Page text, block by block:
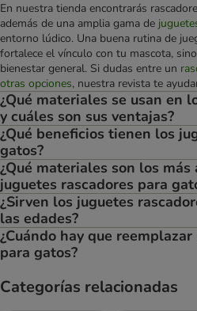
En nuestra tienda encontrarás
además de una amplia gama de
entorno lúdico. Una buena rutina de
fortalece el vínculo con tu mascota,
bienestar general. Si dudas entre un
otras opciones, nuestra revista te
¿Qué materiales se usan en
y cuáles son sus ventajas?
¿Qué beneficios tienen los
gatos?
¿Qué materiales son los más
juguetes rascadores para
¿Sirven los juguetes
las edades?
¿Cuándo hay que
para gatos?
Categorías relacionadas